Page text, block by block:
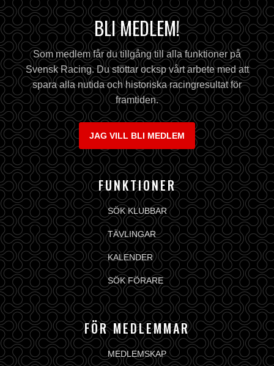
BLI MEDLEM!
Som medlem får du tillgång till alla funktioner på
Svensk Racing. Du stöttar ocksp vårt arbete med att
spara alla nutida och historiska racingresultat för
framtiden.
JAG VILL BLI MEDLEM
FUNKTIONER
SÖK KLUBBAR
TÄVLINGAR
KALENDER
SÖK FÖRARE
FÖR MEDLEMMAR
MEDLEMSKAP